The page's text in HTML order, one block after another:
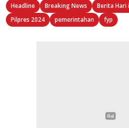
Headline Breaking News Berita Hari
Pilpres 2024
pemerintahan fyp